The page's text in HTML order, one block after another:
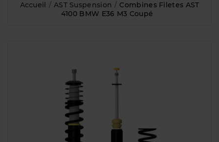
Accueil AST Suspension
Combines Filetes AST
4100 BMW E36 M3 Coupé